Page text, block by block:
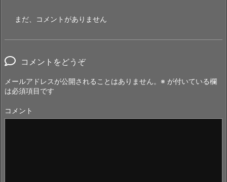
まだ、コメントがありません
コメントをどうぞ
メールアドレスが公開されることはありません。 ※ が付いている欄
は必須項目です
コメント